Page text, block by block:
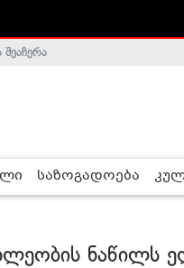
კომისია
საზოგადოება
ნაწილს